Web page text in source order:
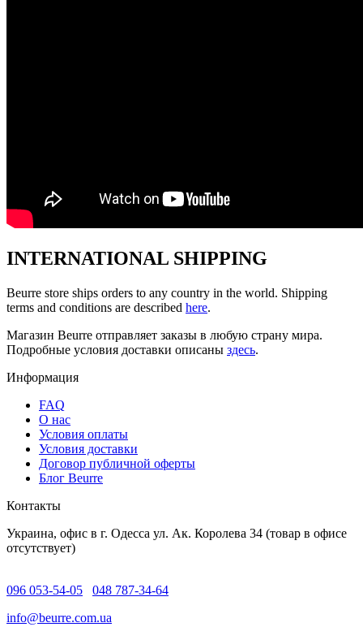
INTERNATIONAL SHIPPING
Beurre store ships orders to any country in the world. Shipping
terms and conditions are described here.
Магазин Beurre отправляет заказы в любую страну мира.
Подробные условия доставки описаны здесь.
Информация
FAQ
O нас
Условия оплаты
Условия доставки
Договор публичной оферты
Блог Beurre
Контакты
Украина, офис в г. Одесса ул. Ак. Королева 34 (товар в офисе
отсутствует)
096 053-54-05
048 787-34-64
info@beurre.com.ua